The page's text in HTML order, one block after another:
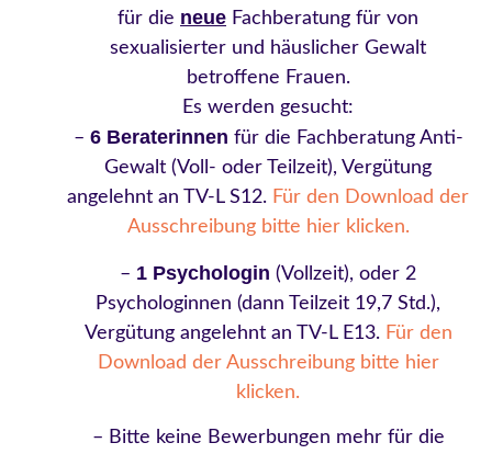
für die neue Fachberatung für von
sexualisierter und häuslicher Gewalt
betroffene Frauen.
Es werden gesucht:
– 6 Beraterinnen für die Fachberatung Anti-
Gewalt (Voll- oder Teilzeit), Vergütung
angelehnt an TV-L S12. Für den Download der
Ausschreibung bitte hier klicken.
– 1 Psychologin (Vollzeit), oder 2
Psychologinnen (dann Teilzeit 19,7 Std.),
Vergütung angelehnt an TV-L E13. Für den
Download der Ausschreibung bitte hier
klicken.
– Bitte keine Bewerbungen mehr für die